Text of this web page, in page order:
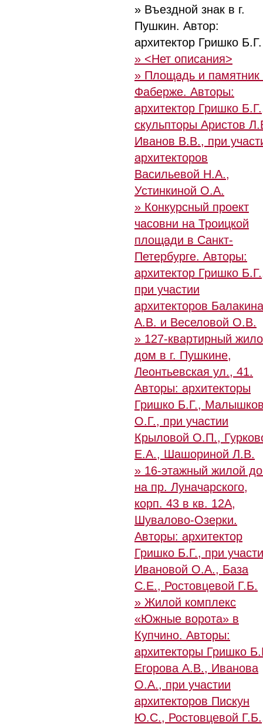
» Въездной знак в г.
Пушкин. Автор:
архитектор Гришко Б.Г.
» <Нет описания>
» Площадь и памятник
Фаберже. Авторы:
архитектор Гришко
скульпторы Аристов
Иванов В.В., при
архитекторов
Васильевой Н.А.,
Устинкиной О.А.
» Конкурсный проект
часовни на Троицкой
площади в Санкт-
Петербурге. Авторы:
архитектор Гришко
при участии
архитекторов Балакина
А.В. и Веселовой О.В.
» 127-квартирный
дом в г. Пушкине,
Леонтьевская ул., 41.
Авторы: архитекторы
Гришко Б.Г.,
О.Г., при участии
Крыловой О.П.,
Е.А., Шашориной Л.В.
» 16-этажный жилой
на пр. Луначарского,
корп. 43 в кв. 12А,
Шувалово-Озерки.
Авторы: архитектор
Гришко Б.Г., при
Ивановой О.А., База
С.Е., Ростовцевой Г.Б.
» Жилой комплекс
«Южные ворота» в
Купчино. Авторы:
архитекторы Гришко
Егорова А.В., Иванова
О.А., при участии
архитекторов Пискун
Ю.С., Ростовцевой